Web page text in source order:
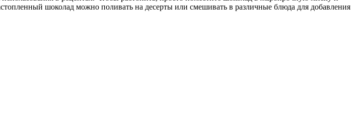
шоколад можно поливать на десерты или смешивать в различные блюда для добавления